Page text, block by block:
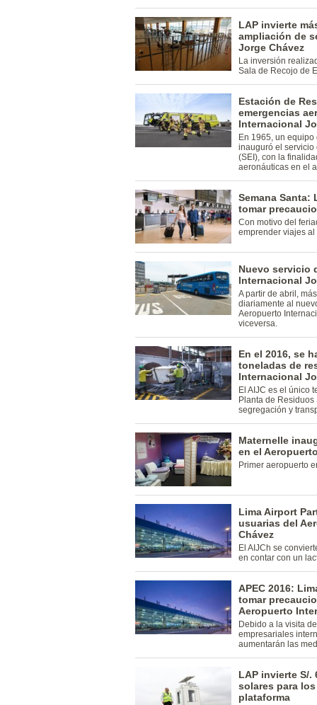
LAP invierte
ampliación de
Jorge Chávez
La inversión
Sala de Recojo de
Estación de
emergencias
Internacional
En 1965, un
inauguró el servicio
(SEI), con la
aeronáuticas en el
Semana Santa:
tomar
Con motivo del
emprender viajes
Nuevo servicio
Internacional
A partir de abril,
diariamente al
Aeropuerto
viceversa.
En el 2016, se
toneladas de
Internacional
El AIJC es el único
Planta de
segregación y
Maternelle
en el
Primer aeropuerto
Lima Airport
usuarias del
Chávez
El AIJCh se
en contar con un
APEC 2016:
tomar
Aeropuerto
Debido a la visita
empresariales
aumentarán las
LAP invierte S/
solares para
plataforma